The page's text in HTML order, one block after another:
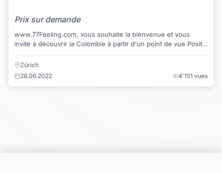
Prix sur demande
www.77Feeling.com, vous souhaite la bienvenue et vous
invite à découvrir la Colombie à partir d'un point de vue Positif,
Zürich
28.06.2022
4'151 vues